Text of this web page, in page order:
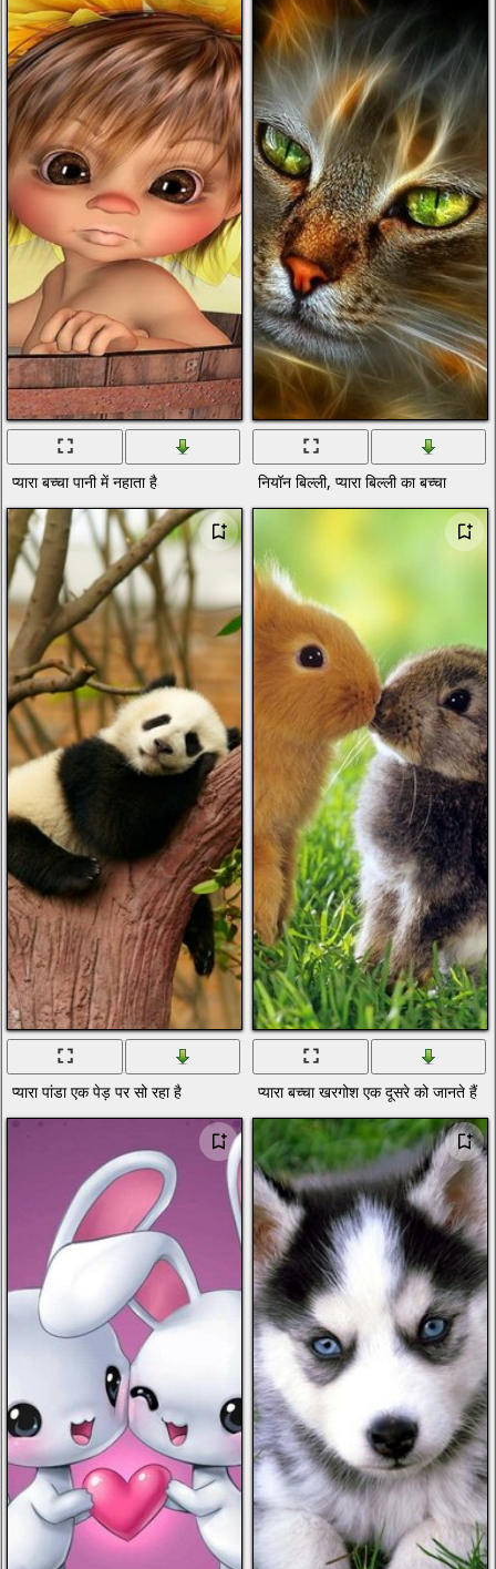
प्यारा बच्चा पानी में नहाता है नियॉन बिल्ली, प्यारा बिल्ली का बच्चा
प्यारा पांडा एक पेड़ पर सो रहा है प्यारा बच्चा खरगोश एक दूसरे को जानते हैं